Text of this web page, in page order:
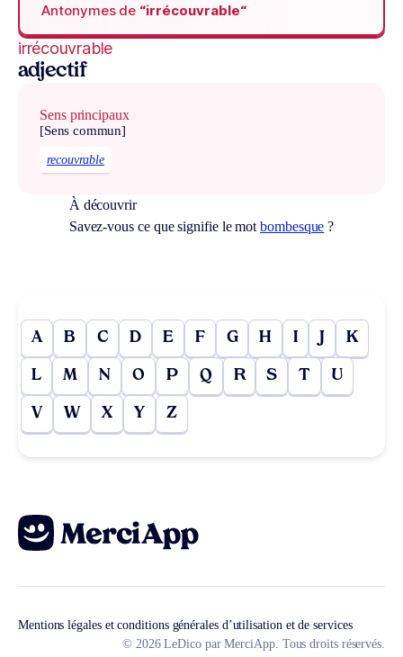
Antonymes de “irrécouvrable“
irrécouvrable
adjectif
Sens principaux
[Sens commun]
recouvrable
À découvrir
Savez-vous ce que signifie le motbombesque ?
A B C D E F G H I J K
L M N O P Q R S T U
V W X Y Z
Mentions légales et conditions générales d’utilisation et de services
© 2026 LeDico par MerciApp. Tous droits réservés.